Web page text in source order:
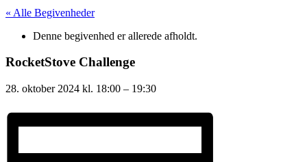
« Alle Begivenheder
Denne begivenhed er allerede afholdt.
RocketStove Challenge
28. oktober 2024 kl. 18:00 – 19:30